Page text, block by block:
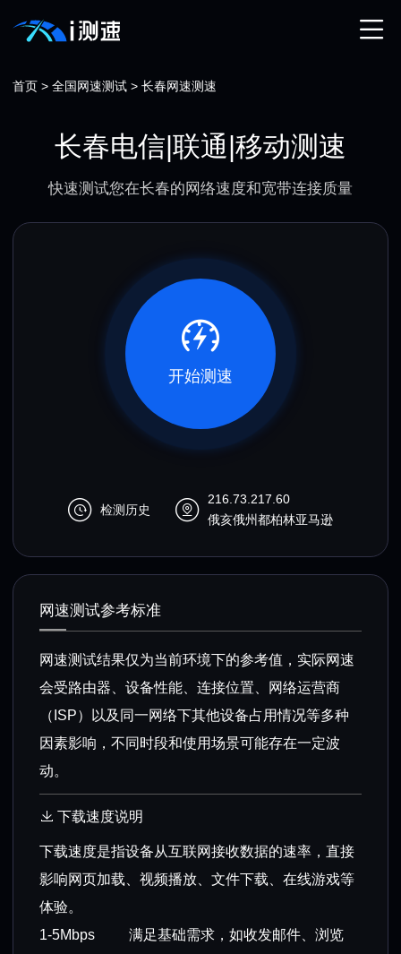
首页 >全国网速测试 >长春网速测速
长春电信|联通|移动测速
快速测试您在长春的网络速度和宽带连接质量
开始测速
检测历史
216.73.217.60
俄亥俄州都柏林亚马逊
网速测试参考标准
网速测试结果仅为当前环境下的参考值，实际网速
会受路由器、设备性能、连接位置、网络运营商
（ISP）以及同一网络下其他设备占用情况等多种
因素影响，不同时段和使用场景可能存在一定波
动。
下载速度说明
下载速度是指设备从互联网接收数据的速率，直接
影响网页加载、视频播放、文件下载、在线游戏等
体验。
1-5Mbps
满足基础需求，如收发邮件、浏览